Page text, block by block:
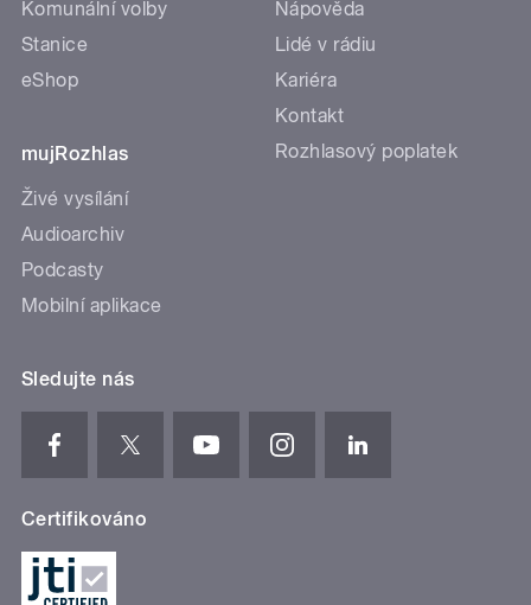
Komunální volby
Stanice
eShop
mujRozhlas
Živé vysílání
Audioarchiv
Podcasty
Mobilní aplikace
Nápověda
Lidé v rádiu
Kariéra
Kontakt
Rozhlasový poplatek
Sledujte nás
Certifikováno